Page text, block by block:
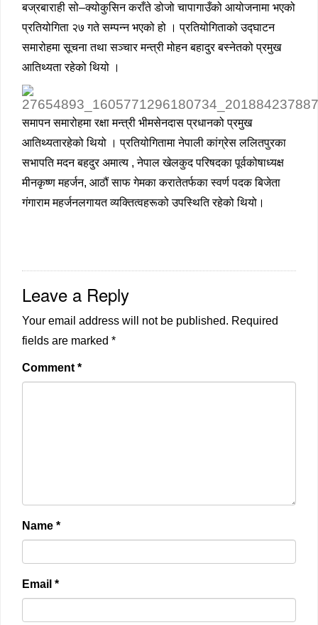
बज्रबाराही सो–क्योकुसिन कराँते डोजो चापागाउँको आयोजनामा भएको
प्रतियोगिता २७ गते सम्पन्न भएको हो । प्रतियोगिताको उद्घाटन
समारोहमा सूचना तथा सञ्चार मन्त्री मोहन बहादुर बस्नेतको प्रमुख
आतिथ्यता रहेको थियो ।
समापन समारोहमा रक्षा मन्त्री भीमसेनदास प्रधानको प्रमुख
आतिथ्यतारहेको थियो । प्रतियोगितामा नेपाली कांग्रेस ललितपुरका
सभापति मदन बहदुर अमात्य , नेपाल खेलकुद परिषदका पूर्वकोषाध्यक्ष
मीनकृष्ण महर्जन, आठौं साफ गेमका करातेतर्फका स्वर्ण पदक बिजेता
गंगाराम महर्जनलगायत व्यक्तित्वहरूको उपस्थिति रहेको थियो।
Leave a Reply
Your email address will not be published. Required
fields are marked *
Comment *
Name *
Email *